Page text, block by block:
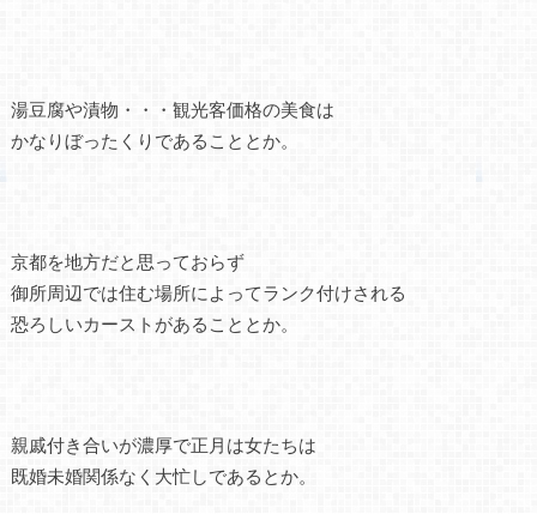
湯豆腐や漬物・・・観光客価格の美食は
かなりぼったくりであることとか。
京都を地方だと思っておらず
御所周辺では住む場所によってランク付けされる
恐ろしいカーストがあることとか。
親戚付き合いが濃厚で正月は女たちは
既婚未婚関係なく大忙しであるとか。